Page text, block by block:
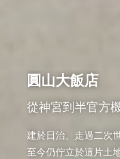
圓山大飯店
從神宮到半官方
建於日治、走過二次
至今仍佇立於這片土